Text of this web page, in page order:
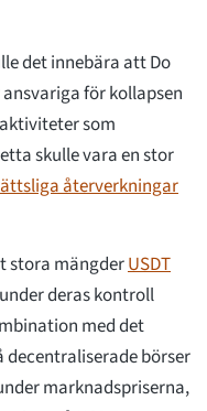
det innebära att Do
för kollapsen
som
skulle vara en stor
återverkningar
stora mängderUSDT
deras kontroll
med det
decentraliserade börser
marknadspriserna,